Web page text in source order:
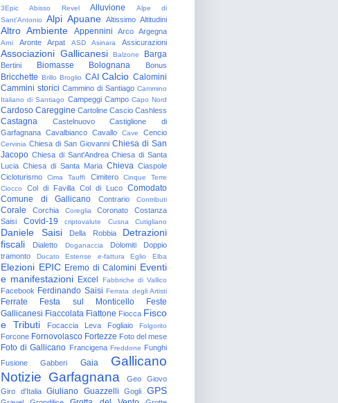
3Epic Abisso Revel Alluvione
Alpe di
Sant'Antonio
Alpi Apuane Altissimo Altitudini
Altro Ambiente Appennini Arco Argegna
Arni Aronte Arpat ASD Asinara Assicurazioni
Associazioni Gallicanesi Balzone Barga
Bertini Biomasse Bolognana Bonus
Bricchette Brillo Broglio CAI Calcio Calomini
Cammini storici Cammino di Santiago Cammino
Italiano di Santiago Campeggi Campo Capo Nord
Cardoso Careggine Cartoline Cascio Cashless
Castagna Castelnuovo
Castiglione di
Garfagnana Cavalbianco Cavallo Cave Cencio
Cervinia Chiesa di San Giovanni Chiesa di San
Jacopo Chiesa di Sant'Andrea Chiesa di Santa
Lucia Chiesa di Santa Maria Chieva Ciaspole
Cicloturismo
Cima Tauffi Cimitero
Cinque Terre
Ciocco
Col di Favilla Col di Luco Comodato
Comune di Gallicano
Contrario Contributi
Corale Corchia Coreglia Coronato
Costanza
Saisi
Covid-19 criptovalute Cusna Cutigliano
Daniele Saisi Della Robbia
Detrazioni
fiscali
Dialetto Doganaccia Dolomiti
Doppio
tramonto
Ducato Estense e-fattura Eglio Elba
Elezioni EPIC Eremo di Calomini Eventi
e manifestazioni Excel Fabbriche di Vallico
Facebook Ferdinando Saisi Ferrata degli Artisti
Ferrate Festa sul Monticello
Feste
Gallicanesi Fiaccolata Fiattone Fiocca Fisco
e Tributi
Focaccia Leva Fogliaio Folgorito
Forcone Fornovolasco Fortezze Foto del mese
Foto di Gallicano Francigena Freddone Funghi
Fusione
Gabberi Gaia
Gallicano
Notizie Garfagnana Geo
Giovo
Giro d'Italia
Giuliano Guazzelli Gogli GPS